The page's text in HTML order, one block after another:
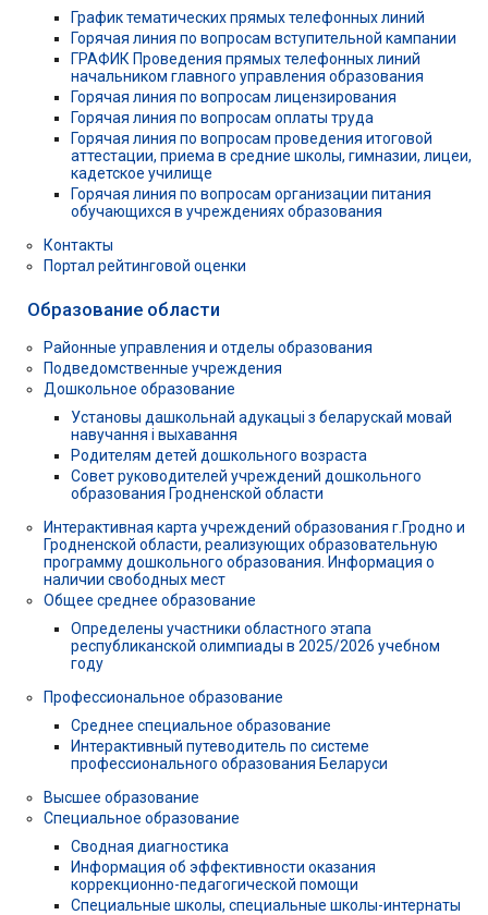
График тематических прямых телефонных линий
Горячая линия по вопросам вступительной кампании
ГРАФИК Проведения прямых телефонных линий
начальником главного управления образования
Горячая линия по вопросам лицензирования
Горячая линия по вопросам оплаты труда
Горячая линия по вопросам проведения итоговой
аттестации, приема в средние школы, гимназии, лицеи,
кадетское училище
Горячая линия по вопросам организации питания
обучающихся в учреждениях образования
Контакты
Портал рейтинговой оценки
Образование области
Районные управления и отделы образования
Подведомственные учреждения
Дошкольное образование
Установы дашкольнай адукацыі з беларускай мовай
навучання і выхавання
Родителям детей дошкольного возраста
Совет руководителей учреждений дошкольного
образования Гродненской области
Интерактивная карта учреждений образования г.Гродно и
Гродненской области, реализующих образовательную
программу дошкольного образования. Информация о
наличии свободных мест
Общее среднее образование
Определены участники областного этапа
республиканской олимпиады в 2025/2026 учебном
году
Профессиональное образование
Среднее специальное образование
Интерактивный путеводитель по системе
профессионального образования Беларуси
Высшее образование
Специальное образование
Сводная диагностика
Информация об эффективности оказания
коррекционно-педагогической помощи
Специальные школы, специальные школы-интернаты